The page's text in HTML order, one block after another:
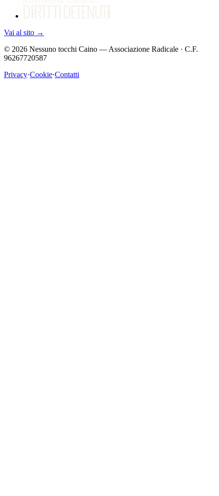
Vai al sito →
© 2026 Nessuno tocchi Caino — Associazione Radicale · C.F.
96267720587
Privacy·Cookie·Contatti